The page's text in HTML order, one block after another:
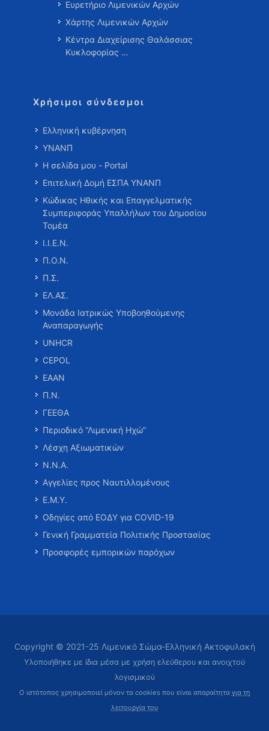
Ευρετήριο Λιμενικών Αρχών
Χάρτης Λιμενικών Αρχών
Κέντρα Διαχείρισης Θαλάσσιας
Κυκλοφορίας …
Χρήσιμοι σύνδεσμοι
Ελληνική κυβέρνηση
ΥΝΑΝΠ
Η σελίδα μου - Portal
Επιτελική Δομή ΕΣΠΑ ΥΝΑΝΠ
Κώδικας Ηθικής και Επαγγελματικής
Συμπεριφοράς Υπαλλήλων του Δημοσίου
Τομέα
Ι.Ι.Ε.Ν.
Π.Ο.Ν.
Π.Σ.
ΕΛ.ΑΣ.
Μονάδα Ιατρικώς Υποβοηθούμενης
Αναπαραγωγής
UNHCR
CEPOL
ΕΑΑΝ
Π.Ν.
ΓΕΕΘΑ
Περιοδικό “Λιμενική Ηχώ”
Λέσχη Αξιωματικών
Ν.Ν.Α.
Αγγελίες προς Ναυτιλλομένους
Ε.Μ.Υ.
Οδηγίες από ΕΟΔΥ για COVID-19
Γενική Γραμματεία Πολιτικής Προστασίας
Προσφορές εμπορικών παρόχων
Copyright © 2021-25 Λιμενικό Σώμα-Ελληνική Ακτοφυλακή
Υλοποιήθηκε με ίδια μέσα με χρήση ελεύθερου και ανοιχτού
λογισμικού
Ο ιστότοπος χρησιμοποιεί μόνον τα cookies που είναι απαραίτητα για τη
λειτουργία του